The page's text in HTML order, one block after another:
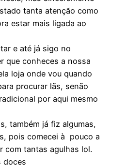
tanta atenção como
estar mais ligada ao
e até já sigo no
que conheces a nossa
loja onde vou quando
procurar lãs, senão
por aqui mesmo
também já fiz algumas,
pois comecei à pouco a
com tantas agulhas lol.
doces